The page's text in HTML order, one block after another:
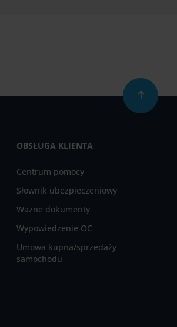
OBSŁUGA KLIENTA
Centrum pomocy
Słownik ubezpieczeniowy
Ważne dokumenty
Wypowiedzenie OC
Umowa kupna/sprzedaży
samochodu